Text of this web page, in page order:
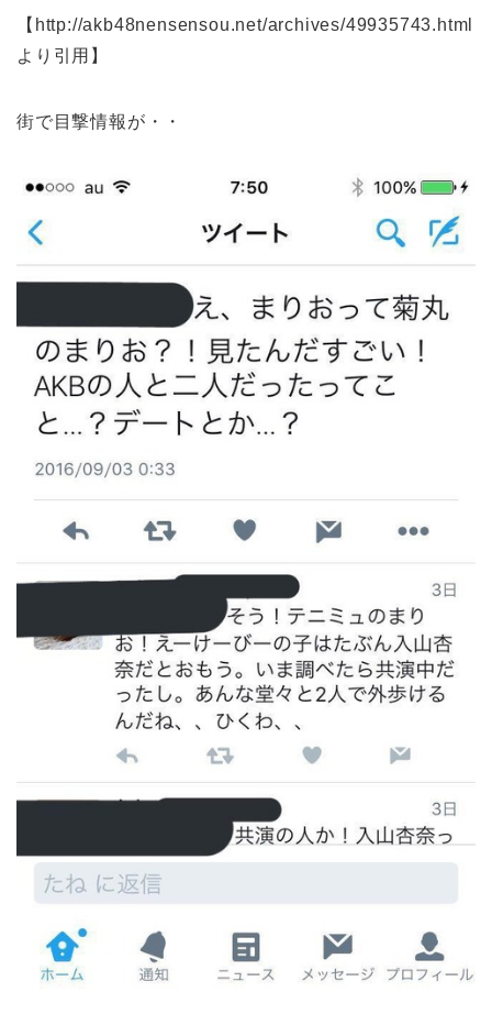
【http://akb48nensensou.net/archives/49935743.html
より引用】
街で目撃情報が・・